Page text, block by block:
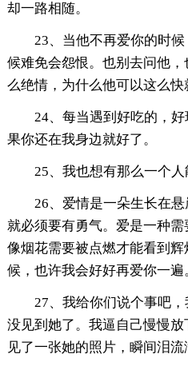
却一路相随。
23、当他不再爱你的时
候难免会怨恨。也别去问他
么绝情，为什么他可以这么快
24、每当遇到好吃的，
果你还在我身边就好了。
25、我也想有那么一个人
26、爱情是一朵生长在
就必须要有勇气。爱是一种
像烟花需要被点燃才能看到
候，也许我会好好再爱你一遍
27、我给你们说个事吧
没见到她了。我逼自己慢慢
见了一张她的照片，瞬间泪流